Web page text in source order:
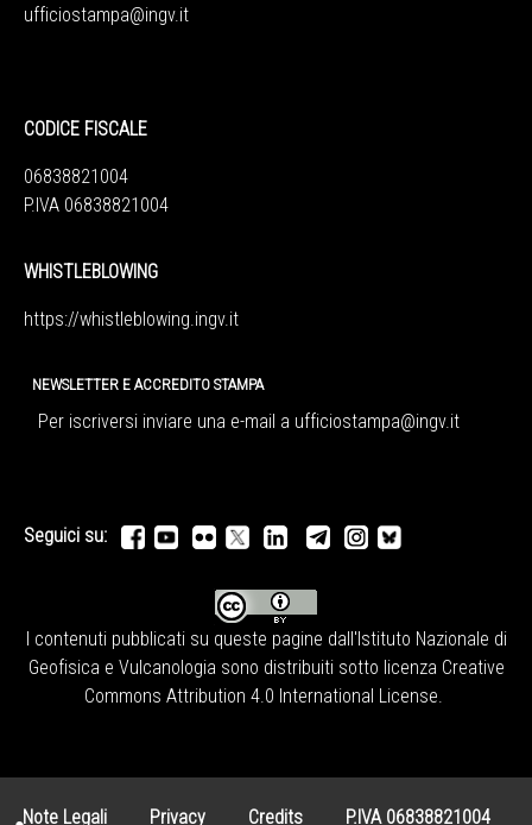
ufficiostampa@ingv.it
CODICE FISCALE
06838821004
P.IVA 06838821004
WHISTLEBLOWING
https://whistleblowing.ingv.it
NEWSLETTER E ACCREDITO STAMPA
Per iscriversi inviare una e-mail a ufficiostampa@ingv.it
Seguici su:
I contenuti pubblicati su queste pagine dall' Istituto Nazionale di
Geofisica e Vulcanologia sono distribuiti sotto licenza Creative
Commons Attribution 4.0 International License.
Note Legali Privacy Credits P.IVA 06838821004